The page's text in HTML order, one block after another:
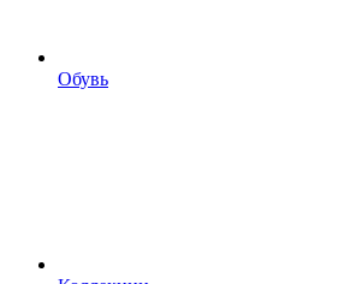
Обувь